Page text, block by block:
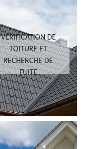
VÉRIFICATION DE
TOITURE ET
RECHERCHE DE
FUITE